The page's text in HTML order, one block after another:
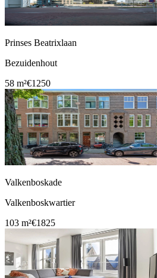
Prinses Beatrixlaan
Bezuidenhout
58 m²€1250
Valkenboskade
Valkenboskwartier
103 m²€1825